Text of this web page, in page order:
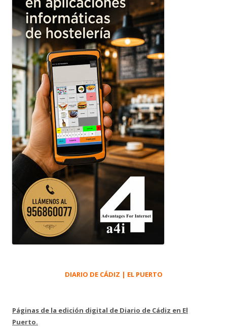
DIARIO DE CÁDIZ | EL PUERTO
Páginas de la edición digital de Diario de Cádiz en El
Puerto.